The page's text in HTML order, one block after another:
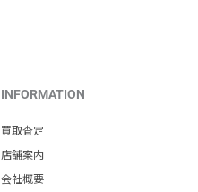
INFORMATION
買取査定
店舗案内
会社概要